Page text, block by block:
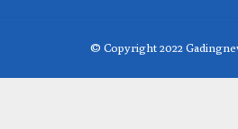
© Copyright 2022